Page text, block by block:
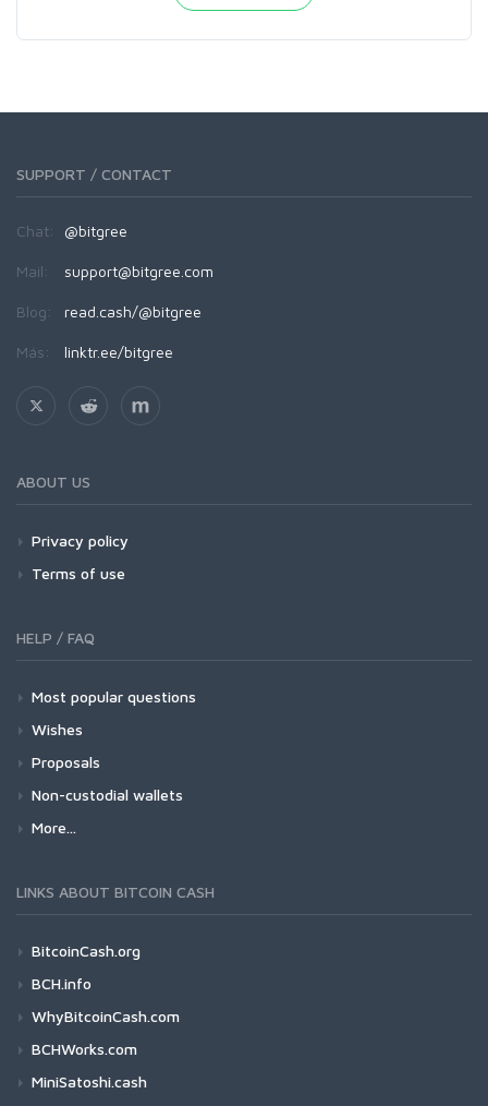
SUPPORT / CONTACT
Chat: @bitgree
Mail: support@bitgree.com
Blog: read.cash/@bitgree
Más: linktr.ee/bitgree
ABOUT US
Privacy policy
Terms of use
HELP / FAQ
Most popular questions
Wishes
Proposals
Non-custodial wallets
More...
LINKS ABOUT BITCOIN CASH
BitcoinCash.org
BCH.info
WhyBitcoinCash.com
BCHWorks.com
MiniSatoshi.cash